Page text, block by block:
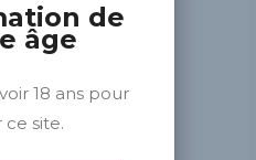
de
âge
18 ans pour
ce site.